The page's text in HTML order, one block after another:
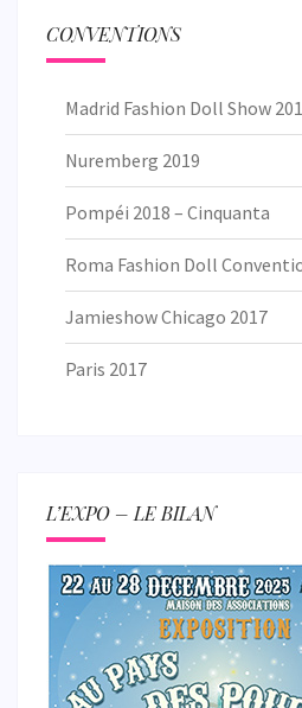
CONVENTIONS
Madrid Fashion Doll Show
Nuremberg 2019
Pompéi 2018 – Cinquanta
Roma Fashion Doll
Jamieshow Chicago 2017
Paris 2017
L’EXPO – LE BILAN